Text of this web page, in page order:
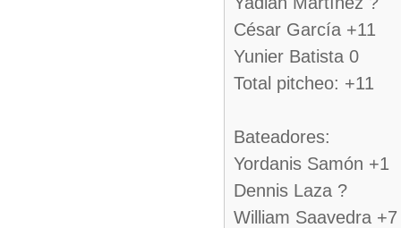
César García +11
Yunier Batista 0
Total pitcheo: +11
Bateadores:
Yordanis Samón +1
Dennis Laza ?
William Saavedra +7